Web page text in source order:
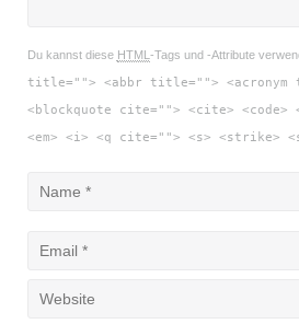
Du kannst diese HTML -Tags und -Attribute
title=""> <abbr title=""> <acronym
<blockquote cite=""> <cite> <code>
<em> <i> <q cite=""> <s> <strike>